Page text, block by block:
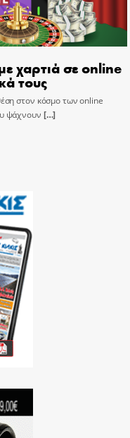
χαρτιά σε online
τους
στον κόσμο των online
ψάχνουν […]